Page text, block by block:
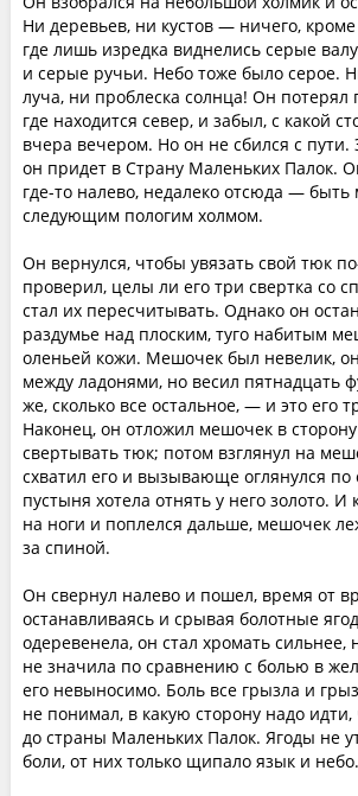
Ни деревьев, ни кустов — ничего,
где лишь изредка виднелись серые
и серые ручьи. Небо тоже было серое.
луча, ни проблеска солнца! Он потерял
где находится север, и забыл, с какой
вчера вечером. Но он не сбился с пути.
он придет в Страну Маленьких Палок.
где-то налево, недалеко отсюда — быть
следующим пологим холмом.
Он вернулся, чтобы увязать свой тюк
проверил, целы ли его три свертка со
стал их пересчитывать. Однако он
раздумье над плоским, туго набитым
оленьей кожи. Мешочек был невелик,
между ладонями, но весил пятнадцать
же, сколько все остальное, — и это его
Наконец, он отложил мешочек в сторону
свертывать тюк; потом взглянул на
схватил его и вызывающе оглянулся по
пустыня хотела отнять у него золото. И
на ноги и поплелся дальше, мешочек
за спиной.
Он свернул налево и пошел, время от
останавливаясь и срывая болотные
одеревенела, он стал хромать сильнее,
не значила по сравнению с болью в
его невыносимо. Боль все грызла и
не понимал, в какую сторону надо
до страны Маленьких Палок. Ягоды не
боли, от них только щипало язык и небо.